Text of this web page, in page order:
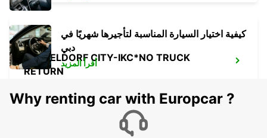
DUSSELDORF CITY-IKC*NO TRUCK
RETURN
كيفية اختيار السيارة المناسبة لتأجيرها شهريًا في
دبي
أقرأ المزيد
Why renting car with Europcar ?